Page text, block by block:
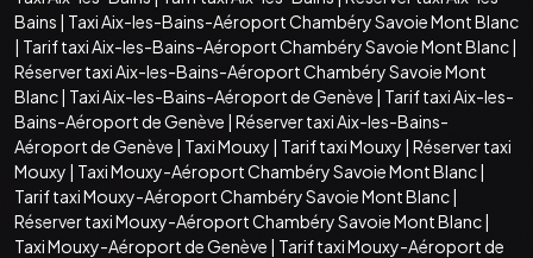
Bains | Taxi Aix-les-Bains-Aéroport Chambéry Savoie Mont Blanc
| Tarif taxi Aix-les-Bains-Aéroport Chambéry Savoie Mont Blanc|
Réserver taxi Aix-les-Bains-Aéroport Chambéry Savoie Mont
Blanc| Taxi Aix-les-Bains-Aéroport de Genève | Tarif taxi Aix-les-
Bains-Aéroport de Genève | Réserver taxi Aix-les-Bains-
Aéroport de Genève | Taxi Mouxy | Tarif taxi Mouxy | Réserver taxi
Mouxy | Taxi Mouxy-Aéroport Chambéry Savoie Mont Blanc|
Tarif taxi Mouxy-Aéroport Chambéry Savoie Mont Blanc|
Réserver taxi Mouxy-Aéroport Chambéry Savoie Mont Blanc|
Taxi Mouxy-Aéroport de Genève | Tarif taxi Mouxy-Aéroport de